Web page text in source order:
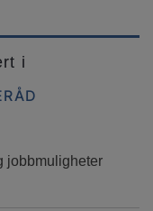
i
jobbmuligheter